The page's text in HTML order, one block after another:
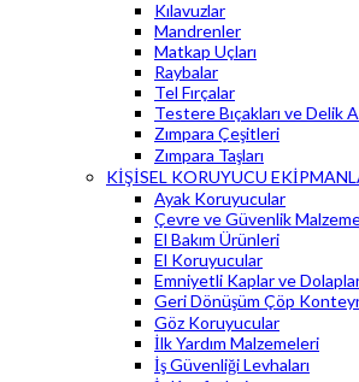
Kılavuzlar
Mandrenler
Matkap Uçları
Raybalar
Tel Fırçalar
Testere Bıçakları ve Delik
Zımpara Çeşitleri
Zımpara Taşları
KİŞİSEL KORUYUCU
Ayak Koruyucular
Çevre ve Güvenlik
El Bakım Ürünleri
El Koruyucular
Emniyetli Kaplar ve
Geri Dönüşüm Çöp
Göz Koruyucular
İlk Yardım Malzemeleri
İş Güvenliği Levhaları